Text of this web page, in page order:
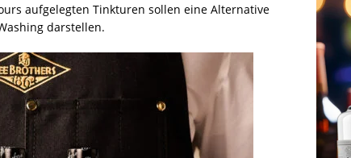
aufgelegten Tinkturen sollen eine Alternative
darstellen.